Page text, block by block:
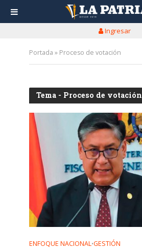
Ingresar
Portada » Proceso de votación
Tema - Proceso de votación
ENFOQUE NACIONAL•GESTIÓN